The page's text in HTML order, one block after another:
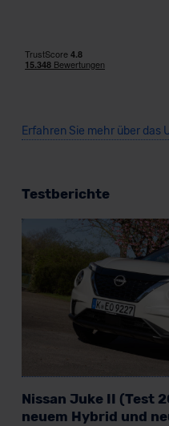
Erfahren Sie mehr über das
Testberichte
Nissan Juke II (Test
neuem Hybrid und